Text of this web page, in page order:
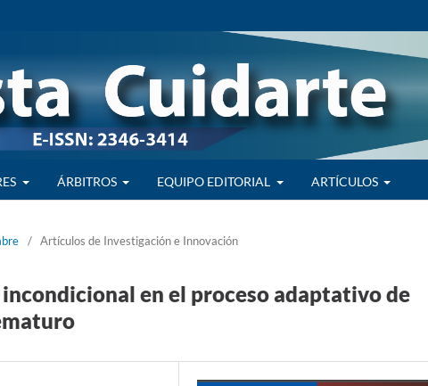
ÁRBITROS EQUIPO EDITORIAL ARTÍCULOS
/ Artículos de Investigación e Innovación
en el proceso adaptativo de